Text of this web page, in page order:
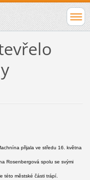
přijala ve středu 16. května
Rosenbergová spolu se svými
této městské části trápí.